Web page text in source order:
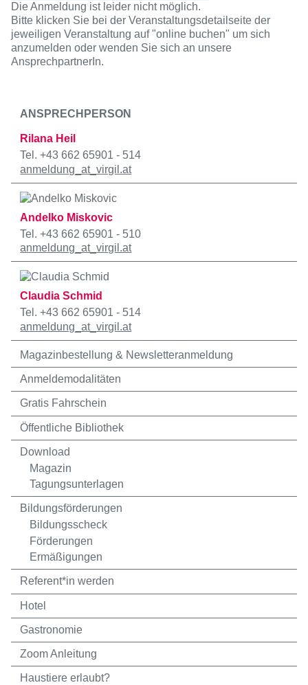
Die Anmeldung ist leider nicht möglich.
Bitte klicken Sie bei der Veranstaltungsdetailseite der
jeweiligen Veranstaltung auf "online buchen" um sich
anzumelden oder wenden Sie sich an unsere
AnsprechpartnerIn.
ANSPRECHPERSON
Rilana Heil
Tel. +43 662 65901 - 514
anmeldung _at_virgil.at
Andelko Miskovic
Tel. +43 662 65901 - 510
anmeldung _at_virgil.at
Claudia Schmid
Tel. +43 662 65901 - 514
anmeldung _at_virgil.at
Magazinbestellung & Newsletteranmeldung
Anmeldemodalitäten
Gratis Fahrschein
Öffentliche Bibliothek
Download
Magazin
Tagungsunterlagen
Bildungsförderungen
Bildungsscheck
Förderungen
Ermäßigungen
Referent*in werden
Hotel
Gastronomie
Zoom Anleitung
Haustiere erlaubt?